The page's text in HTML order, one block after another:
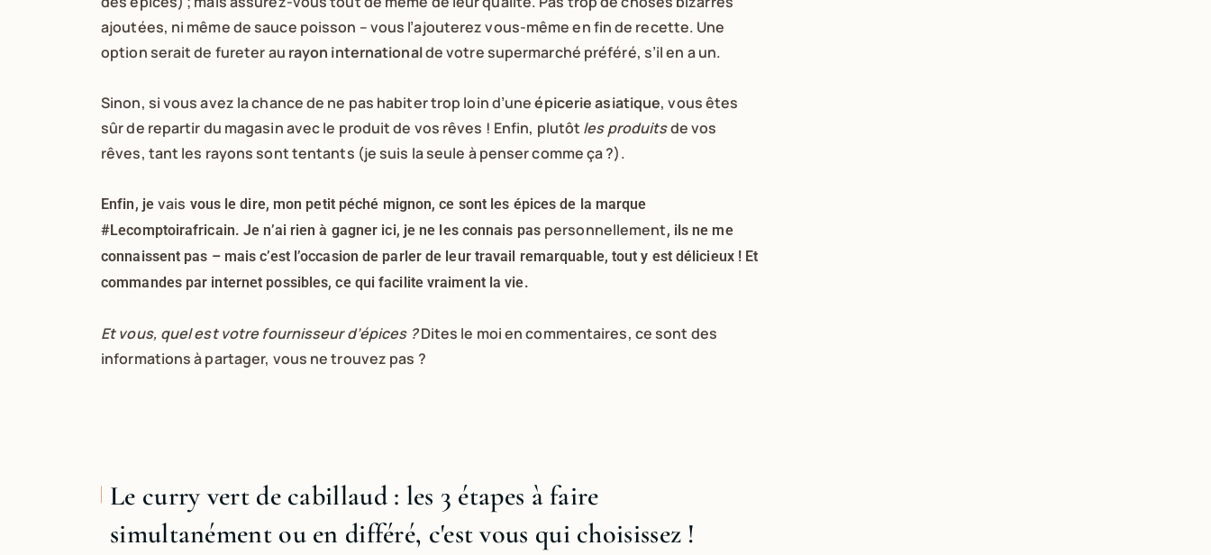
ajoutées, ni même de sauce poisson – vous l’ajouterez vous-même en fin de recette. Une
option serait de fureter au rayon internationalde votre supermarché préféré, s’il en a un.
Sinon, si vous avez la chance de ne pas habiter trop loin d’uneépicerie asiatique, vous êtes
sûr de repartir du magasin avec le produit de vos rêves ! Enfin, plutôt les produitsde vos
rêves, tant les rayons sont tentants (je suis la seule à penser comme ça ?).
Enfin, je vais vous le dire, mon petit péché mignon, ce sont les épices de la marque
#Lecomptoirafricain. Je n’ai rien à gagner ici, je ne les connais pas personnellement, ils ne me
connaissent pas – mais c’est l’occasion de parler de leur travail remarquable, tout y est délicieux ! Et
commandes par internet possibles, ce qui facilite vraiment la vie.
Et vous, quel est votre fournisseur d’épices ?Dites le moi en commentaires, ce sont des
informations à partager, vous ne trouvez pas ?
Le curry vert de cabillaud : les 3 étapes à faire
simultanément ou en différé, c'est vous qui choisissez !